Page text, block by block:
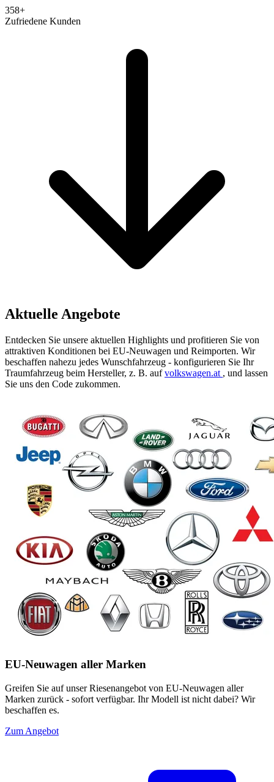
358+
Zufriedene Kunden
Aktuelle Angebote
Entdecken Sie unsere aktuellen Highlights und profitieren Sie von
attraktiven Konditionen bei EU-Neuwagen und Reimporten. Wir
beschaffen nahezu jedes Wunschfahrzeug - konfigurieren Sie Ihr
Traumfahrzeug beim Hersteller, z. B. aufvolkswagen.at , und lassen
Sie uns den Code zukommen.
EU-Neuwagen aller Marken
Greifen Sie auf unser Riesenangebot von EU-Neuwagen aller
Marken zurück - sofort verfügbar. Ihr Modell ist nicht dabei? Wir
beschaffen es.
Zum Angebot